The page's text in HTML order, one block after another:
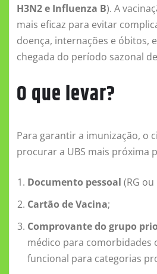
H3N2 e Influenza B). A
mais eficaz para evitar
doença, internações e óbitos,
chegada do período sazonal
O que levar?
Para garantir a imunização, o
procurar a UBS mais próxima
Documento pessoal (RG ou
Cartão de Vacina;
Comprovante do grupo
médico para comorbidades
funcional para categorias